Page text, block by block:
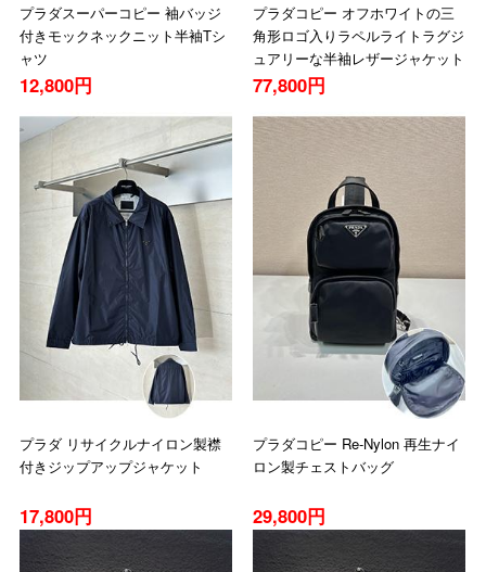
プラダスーパーコピー 袖バッジ
付きモックネックニット半袖Tシ
ャツ
12,800円
プラダコピー オフホワイトの三
角形ロゴ入りラペルライトラグジ
ュアリーな半袖レザージャケット
77,800円
プラダ リサイクルナイロン製襟
付きジップアップジャケット
17,800円
プラダコピー Re-Nylon 再生ナイ
ロン製チェストバッグ
29,800円